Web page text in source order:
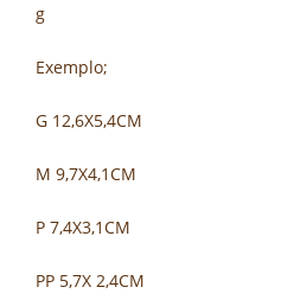
g
Exemplo;
G 12,6X5,4CM
M 9,7X4,1CM
P 7,4X3,1CM
PP 5,7X 2,4CM